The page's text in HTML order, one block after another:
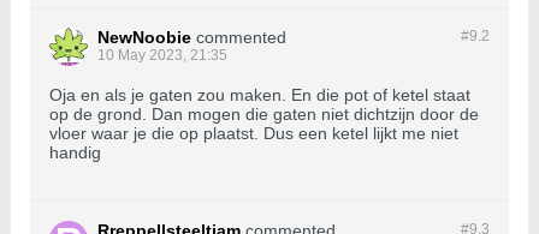
#9.2
NewNoobie commented
10 May 2023, 21:35
Oja en als je gaten zou maken. En die pot of ketel staat
op de grond. Dan mogen die gaten niet dichtzijn door de
vloer waar je die op plaatst. Dus een ketel lijkt me niet
handig
#9.3